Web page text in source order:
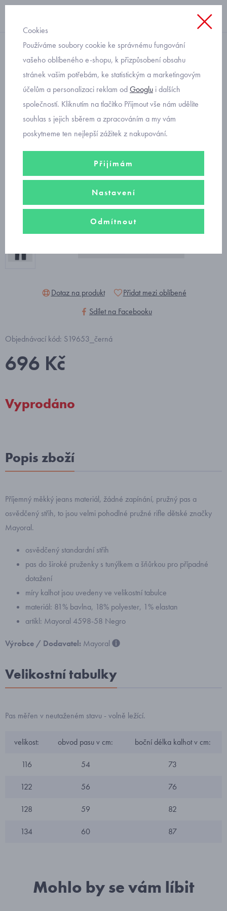
rifle
dětské džíny v pase na
gumu jogger Mayoral 4598-
58
Dotaz na produkt
Přidat mezi oblíbené
Sdílet na Facebooku
Objednávací kód: S19653_černá
696 Kč
Vyprodáno
Popis zboží
Příjemný měkký jeans materiál, žádné zapínání, pružný pas a
osvědčený střih, to jsou velmi pohodlné pružné rifle dětské značky
Mayoral.
osvědčený standardní střih
pas do široké pruženky s tunýlkem a šňůrkou pro případné
dotažení
míry kalhot jsou uvedeny ve velikostní tabulce
materiál: 81% bavlna, 18% polyester, 1% elastan
artikl: Mayoral 4598-58 Negro
Výrobce / Dodavatel: Mayoral
Velikostní tabulky
Pas měřen v neutaženém stavu - volně ležící.
velikost: obvod pasu v cm: boční délka kalhot v cm:
116 54 73
122 56 76
128 59 82
134 60 87
Mohlo by se vám líbit
Cookies
Používáme soubory cookie ke správnému fungování
vašeho oblíbeného e-shopu, k přizpůsobení obsahu
stránek vašim potřebám, ke statistickým a marketingovým
účelům a personalizaci reklam odGooglu i dalších
společností. Kliknutím na tlačítko Přijmout vše nám udělíte
souhlas s jejich sběrem a zpracováním a my vám
poskytneme ten nejlepší zážitek z nakupování.
Přijímám
Nastavení
Odmítnout